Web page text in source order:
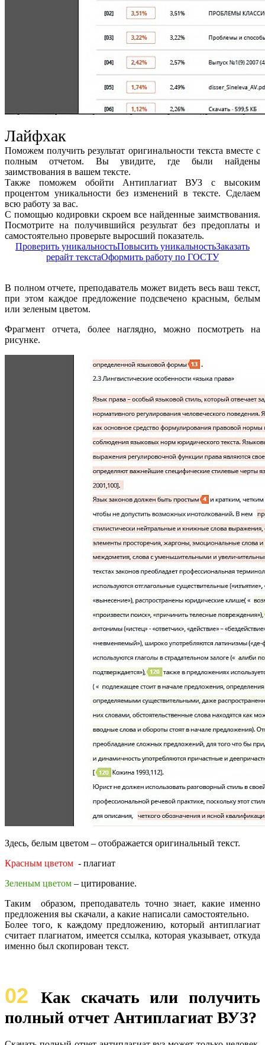
Лайфхак
Поможем получить результат оригинальности текста вместе с
полным отчетом. Вы увидите, где были найдены
заимствования в вашем тексте.
Также поможем обойти Антиплагиат ВУЗ с высоким
процентом уникальности без изменений в тексте. Сделаем
всю работу за вас.
С помощью кодировки скроем все найденные заимствования.
Посмотрите на получившийся результат без предоплаты и
самостоятельно проверьте выросший показатель.
Проверить уникальностьПовысить уникальностьЗаказать
рерайт текстаОформить работу по ГОСТУ
В полном отчете, преподаватель может видеть весь ваш текст,
при этом каждое предложение подсвечено красным, белым
или зеленым цветом.
Фрагмент отчета, более наглядно, можно посмотреть на
рисунке.
Здесь, белым цветом – отображается оригинальный текст.
Красным цветом - плагиат
Зеленым цветом – цитирование.
Таким образом, преподаватель точно знает, какие именно
предложения вы скачали, а какие написали самостоятельно.
Более того, к каждому предложению, который антиплагиат
считает плагиатом, имеется ссылка, которая указывает, откуда
именно был скопирован текст.
02
Как скачать или получить
полный отчет Антиплагиат ВУЗ?